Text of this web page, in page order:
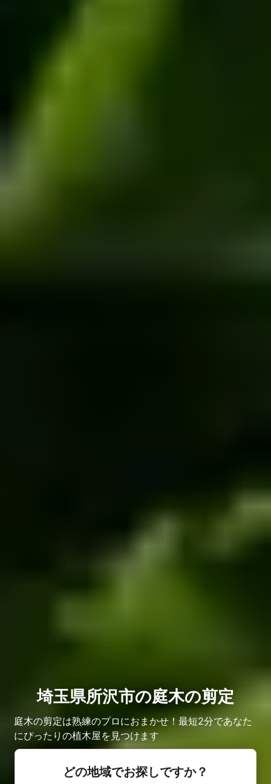
埼玉県所沢市の庭木の剪定
庭木の剪定は熟練のプロにおまかせ！最短2分であなた
にぴったりの植木屋を見つけます
どの地域でお探しですか？